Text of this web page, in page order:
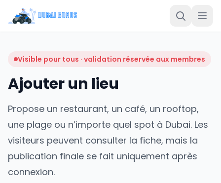
Visible pour tous · validation réservée aux membres
Ajouter un lieu
Propose un restaurant, un café, un rooftop,
une plage ou n’importe quel spot à Dubai. Les
visiteurs peuvent consulter la fiche, mais la
publication finale se fait uniquement après
connexion.